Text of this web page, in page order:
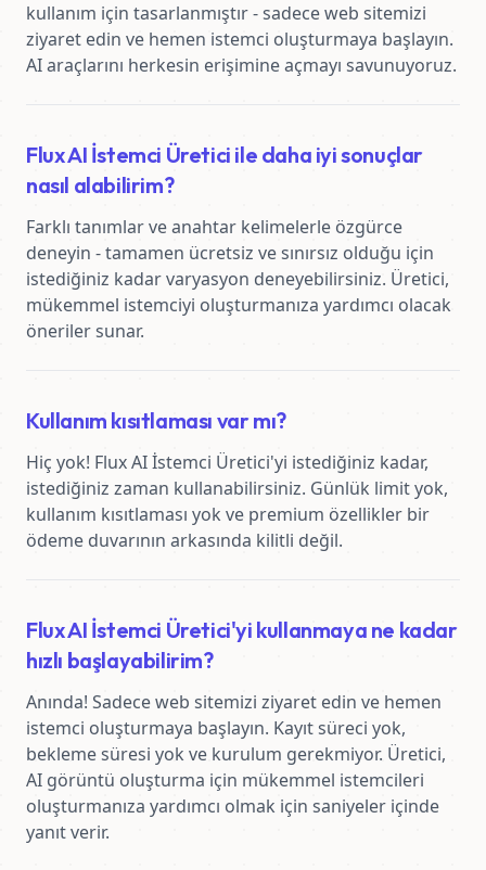
kullanım için tasarlanmıştır - sadece web sitemizi
ziyaret edin ve hemen istemci oluşturmaya başlayın.
AI araçlarını herkesin erişimine açmayı savunuyoruz.
Flux AI İstemci Üretici ile daha iyi sonuçlar
nasıl alabilirim?
Farklı tanımlar ve anahtar kelimelerle özgürce
deneyin - tamamen ücretsiz ve sınırsız olduğu için
istediğiniz kadar varyasyon deneyebilirsiniz. Üretici,
mükemmel istemciyi oluşturmanıza yardımcı olacak
öneriler sunar.
Kullanım kısıtlaması var mı?
Hiç yok! Flux AI İstemci Üretici'yi istediğiniz kadar,
istediğiniz zaman kullanabilirsiniz. Günlük limit yok,
kullanım kısıtlaması yok ve premium özellikler bir
ödeme duvarının arkasında kilitli değil.
Flux AI İstemci Üretici'yi kullanmaya ne kadar
hızlı başlayabilirim?
Anında! Sadece web sitemizi ziyaret edin ve hemen
istemci oluşturmaya başlayın. Kayıt süreci yok,
bekleme süresi yok ve kurulum gerekmiyor. Üretici,
AI görüntü oluşturma için mükemmel istemcileri
oluşturmanıza yardımcı olmak için saniyeler içinde
yanıt verir.